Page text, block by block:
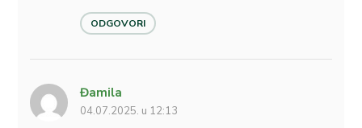
ODGOVORI
Đamila
04.07.2025. u 12:13